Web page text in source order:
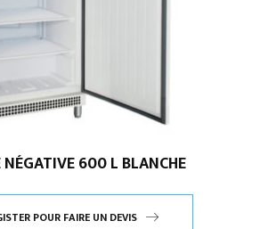
600 L BLANCHE
POUR FAIRE UN DEVIS